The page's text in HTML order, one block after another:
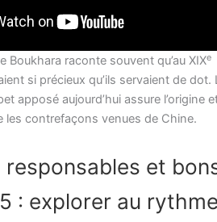
Boukhara raconte souvent qu’au XIXe
si précieux qu’ils servaient de dot.
apposé aujourd’hui assure l’origine
les contrefaçons venues de Chine.
responsables et
: explorer au